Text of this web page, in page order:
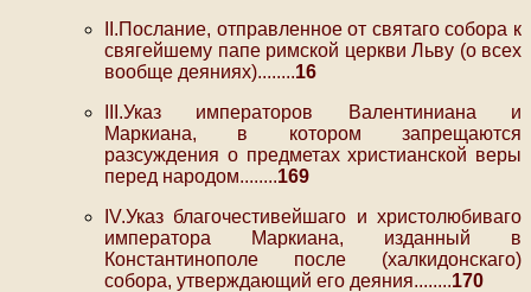
II.Послание, отправленное от святаго собора к
свягейшему папе римской церкви Льву (о всех
вообще деяниях)........16
III.Указ императоров Валентиниана и
Маркиана, в котором запрещаются
разсуждения о предметах христианской веры
перед народом........169
IV.Указ благочестивейшаго и христолюбиваго
императора Маркиана, изданный в
Константинополе после (халкидонскаго)
собора, утверждающий его деяния........170